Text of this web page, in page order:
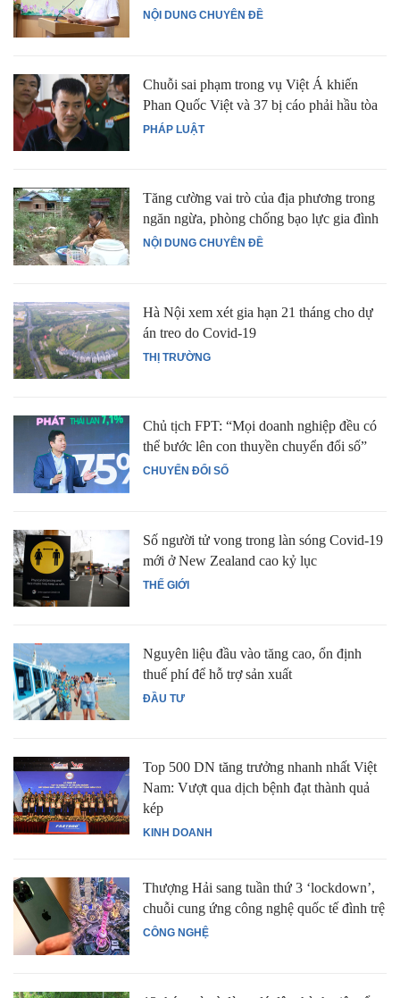
NỘI DUNG CHUYÊN ĐỀ
PHÁP LUẬT
Chuỗi sai phạm trong vụ Việt Á khiến
Phan Quốc Việt và 37 bị cáo phải hầu tòa
NỘI DUNG CHUYÊN ĐỀ
Tăng cường vai trò của địa phương trong
ngăn ngừa, phòng chống bạo lực gia đình
THỊ TRƯỜNG
Hà Nội xem xét gia hạn 21 tháng cho dự
án treo do Covid-19
CHUYỂN ĐỔI SỐ
Chủ tịch FPT: “Mọi doanh nghiệp đều có
thể bước lên con thuyền chuyển đổi số”
THẾ GIỚI
Số người tử vong trong làn sóng Covid-19
mới ở New Zealand cao kỷ lục
ĐẦU TƯ
Nguyên liệu đầu vào tăng cao, ổn định
thuế phí để hỗ trợ sản xuất
KINH DOANH
Top 500 DN tăng trưởng nhanh nhất Việt
Nam: Vượt qua dịch bệnh đạt thành quả
kép
CÔNG NGHỆ
Thượng Hải sang tuần thứ 3 ‘lockdown’,
chuỗi cung ứng công nghệ quốc tế đình trệ